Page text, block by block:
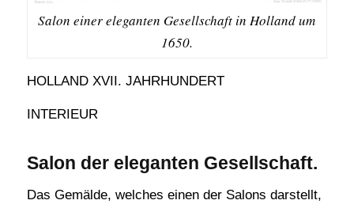
Salon einer eleganten Gesellschaft in Holland um
1650.
HOLLAND XVII. JAHRHUNDERT
INTERIEUR
Salon der eleganten Gesellschaft.
Das Gemälde, welches einen der Salons darstellt,